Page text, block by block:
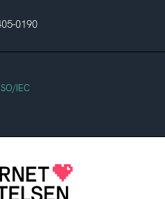
0190
IEC
för ett internet som
och samhället